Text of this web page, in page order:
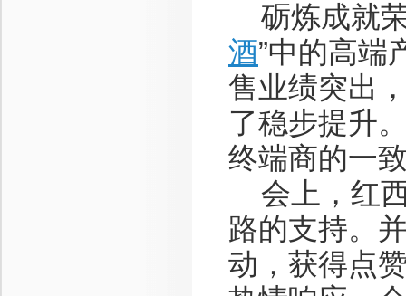
砺炼成就
酒”中的高端
售业绩突出
了稳步提升
终端商的一
会上，红
路的支持。
动，获得点